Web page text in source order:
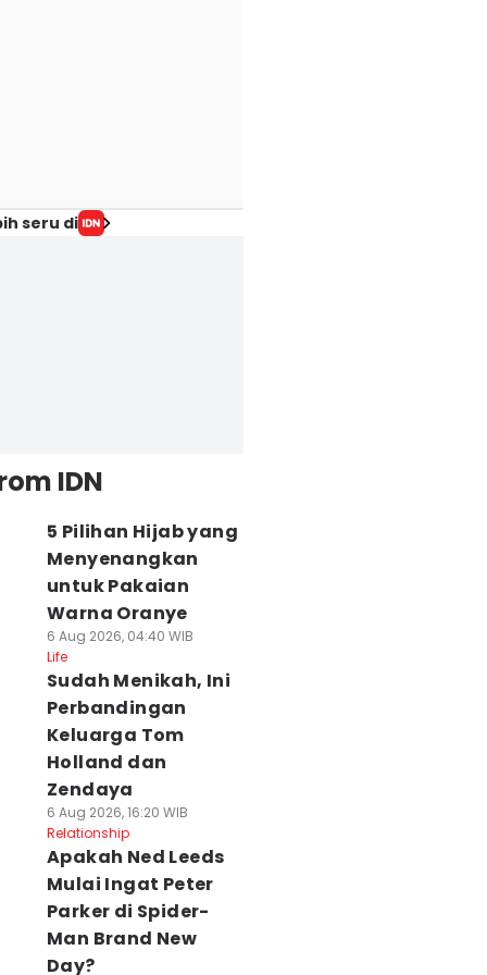
seru di
IDN
5 Pilihan Hijab yang
Menyenangkan
untuk Pakaian
Warna Oranye
6 Aug 2026, 04:40 WIB
Life
Sudah Menikah, Ini
Perbandingan
Keluarga Tom
Holland dan
Zendaya
6 Aug 2026, 16:20 WIB
Relationship
Apakah Ned Leeds
Mulai Ingat Peter
Parker di Spider-
Man Brand New
Day?